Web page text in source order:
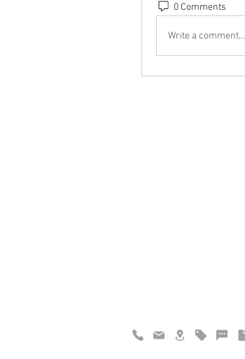
0 Comments
Write a comment...